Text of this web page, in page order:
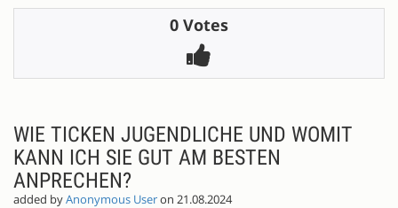
0 Votes
WIE TICKEN JUGENDLICHE UND WOMIT
KANN ICH SIE GUT AM BESTEN
ANPRECHEN?
added byAnonymous Useron 21.08.2024